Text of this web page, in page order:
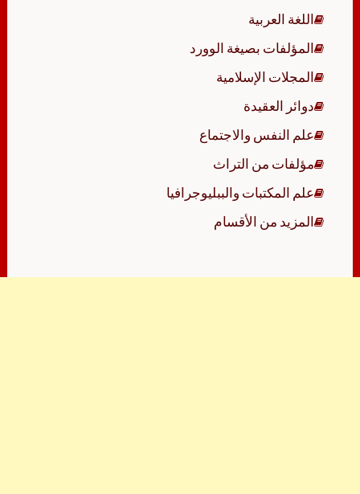
اللغة العربية
المؤلفات بصيغة الوورد
المجلات الإسلامية
دوائر العقيدة
علم النفس والاجتماع
مؤلفات من التراث
علم المكتبات والببليوجرافيا
المزيد من الأقسام